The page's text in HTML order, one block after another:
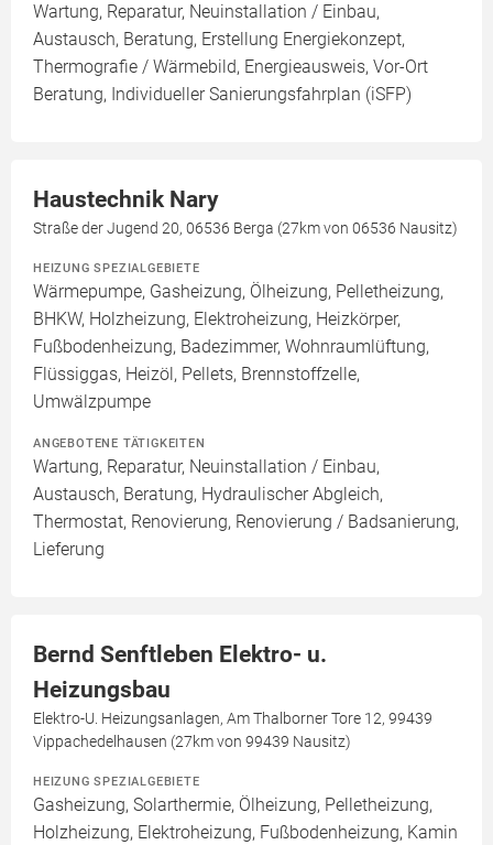
Wartung, Reparatur, Neuinstallation / Einbau,
Austausch, Beratung, Erstellung Energiekonzept,
Thermografie / Wärmebild, Energieausweis, Vor-Ort
Beratung, Individueller Sanierungsfahrplan (iSFP)
Haustechnik Nary
Straße der Jugend 20, 06536 Berga (27km von 06536 Nausitz)
HEIZUNG SPEZIALGEBIETE
Wärmepumpe, Gasheizung, Ölheizung, Pelletheizung,
BHKW, Holzheizung, Elektroheizung, Heizkörper,
Fußbodenheizung, Badezimmer, Wohnraumlüftung,
Flüssiggas, Heizöl, Pellets, Brennstoffzelle,
Umwälzpumpe
ANGEBOTENE TÄTIGKEITEN
Wartung, Reparatur, Neuinstallation / Einbau,
Austausch, Beratung, Hydraulischer Abgleich,
Thermostat, Renovierung, Renovierung / Badsanierung,
Lieferung
Bernd Senftleben Elektro- u.
Heizungsbau
Elektro-U. Heizungsanlagen, Am Thalborner Tore 12, 99439
Vippachedelhausen (27km von 99439 Nausitz)
HEIZUNG SPEZIALGEBIETE
Gasheizung, Solarthermie, Ölheizung, Pelletheizung,
Holzheizung, Elektroheizung, Fußbodenheizung, Kamin